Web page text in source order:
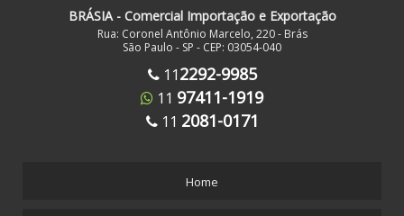
Corte e Solda Lateral 500
Corte e Solda para Redinha de Frutas
Corte e Solda para Sacos com Zip Lock
Corte e Solda para Sacos de Lixo Hospitalar Hamper com Alça - Em Rolo
BRÁSIA - Comercial Importação e Exportação
Rua: Coronel Antônio Marcelo, 220 - Brás
São Paulo - SP - CEP: 03054-040
112292-9985
11 97411-1919
11 2081-0171
Home